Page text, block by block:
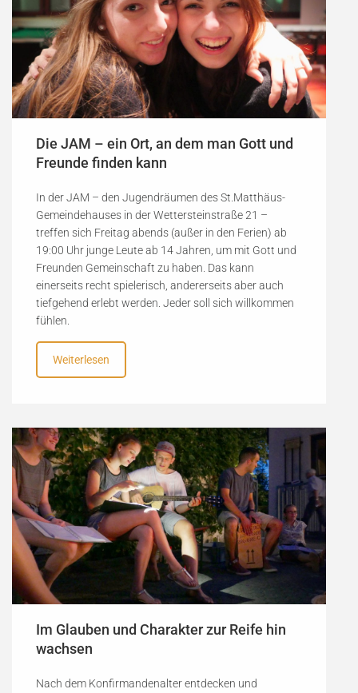
Die JAM – ein Ort, an dem man Gott und
Freunde finden kann
In der JAM – den Jugendräumen des St.Matthäus-
Gemeindehauses in der Wettersteinstraße 21 –
treffen sich Freitag abends (außer in den Ferien) ab
19:00 Uhr junge Leute ab 14 Jahren, um mit Gott und
Freunden Gemeinschaft zu haben. Das kann
einerseits recht spielerisch, andererseits aber auch
tiefgehend erlebt werden. Jeder soll sich willkommen
fühlen.
Weiterlesen
Im Glauben und Charakter zur Reife hin
wachsen
Nach dem Konfirmandenalter entdecken und